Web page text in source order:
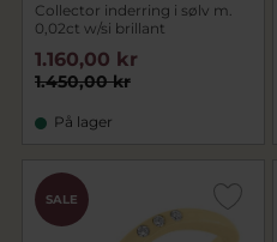
Collector inderring i sølv m.
0,02ct w/si brillant
1.450,00 kr
1.160,00 kr
På lager
SALE